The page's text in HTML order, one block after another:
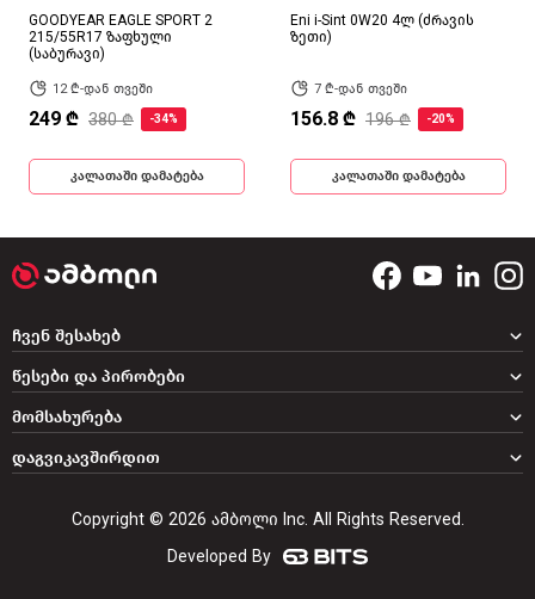
GOODYEAR EAGLE SPORT 2
215/55R17 ზაფხული
(საბურავი)
12 ₾-დან თვეში
249 ₾ 380 ₾ -34%
კალათაში დამატება
Eni i-Sint 0W20 4ლ (ძრავის
ზეთი)
7 ₾-დან თვეში
156.8 ₾ 196 ₾ -20%
კალათაში დამატება
დაგვიკავშირდით
ჩვენ შესახებ
წესები და პირობები
მომსახურება
Copyright © 2026 ამბოლი Inc. All Rights Reserved.
Developed By